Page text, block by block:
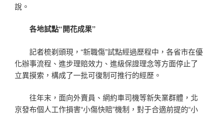
說。
各地試點“開花成果”
記者梳剃頭現，“新職傷”試點經過歷程中，各省市在優
化辦事流程、進步理賠效力、進級保證理念等方面停止了
立異摸索，構成了一批可復制可推行的經歷。
往年末，面向外賣員、網約車司機等新失業群體，北
京發布個人工作損害“小傷快賠”機制，對于合適前提的“小